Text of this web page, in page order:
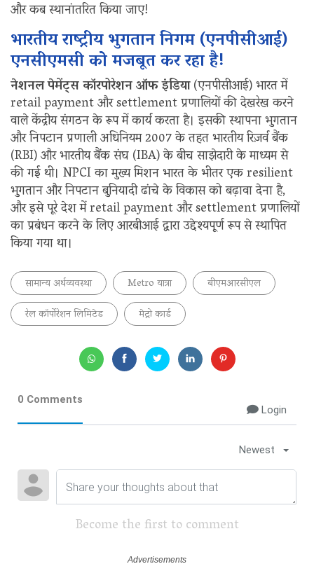
और कब स्थानांतरित किया जाए!
भारतीय राष्ट्रीय भुगतान निगम (एनपीसीआई)
एनसीएमसी को मजबूत कर रहा है!
नेशनल पेमेंट्स कॉरपोरेशन ऑफ इंडिया(एनपीसीआई) भारत में
retail payment और settlement प्रणालियों की देखरेख करने
वाले केंद्रीय संगठन के रूप में कार्य करता है। इसकी स्थापना भुगतान
और निपटान प्रणाली अधिनियम 2007 के तहत भारतीय रिज़र्व बैंक
(RBI) और भारतीय बैंक संघ (IBA) के बीच साझेदारी के माध्यम से
की गई थी। NPCI का मुख्य मिशन भारत के भीतर एक resilient
भुगतान और निपटान बुनियादी ढांचे के विकास को बढ़ावा देना है,
और इसे पूरे देश में retail payment और settlement प्रणालियों
का प्रबंधन करने के लिए आरबीआई द्वारा उद्देश्यपूर्ण रूप से स्थापित
किया गया था।
सामान्य अर्थव्यवस्था Metro यात्रा
बीएमआरसीएल
रेल कॉर्पोरेशन लिमिटेड
मेट्रो कार्ड
0 Comments
Login
Newest
Become the first to comment